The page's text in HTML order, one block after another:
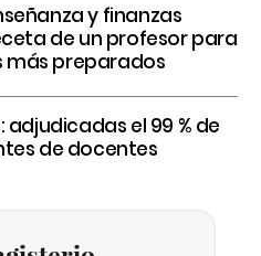
y finanzas
de un profesor para
preparados
adjudicadas el 99 % de
de docentes